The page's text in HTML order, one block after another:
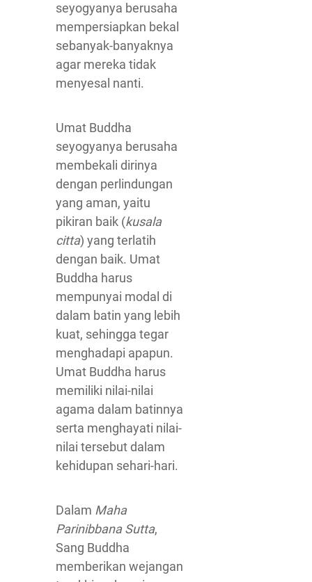
seyogyanya berusaha
mempersiapkan bekal
sebanyak-banyaknya
agar mereka tidak
menyesal nanti.
Umat Buddha
seyogyanya berusaha
membekali dirinya
dengan perlindungan
yang aman, yaitu
pikiran baik (kusala
citta) yang terlatih
dengan baik. Umat
Buddha harus
mempunyai modal di
dalam batin yang lebih
kuat, sehingga tegar
menghadapi apapun.
Umat Buddha harus
memiliki nilai-nilai
agama dalam batinnya
serta menghayati nilai-
nilai tersebut dalam
kehidupan sehari-hari.
Dalam Maha
Parinibbana Sutta,
Sang Buddha
memberikan wejangan